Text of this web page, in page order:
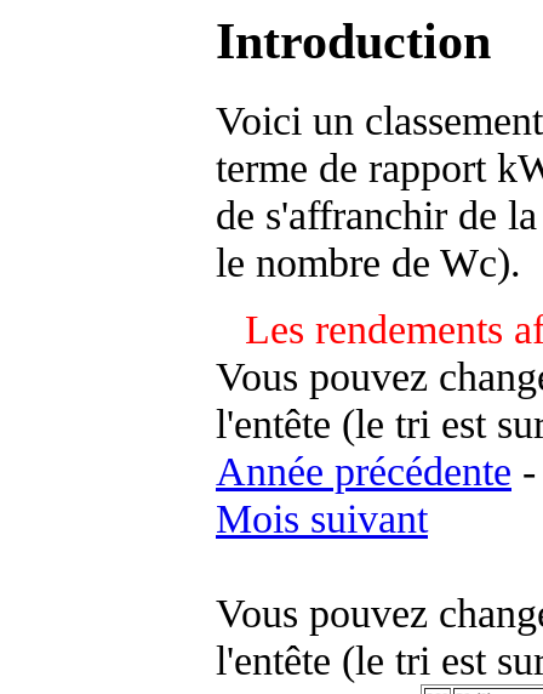
Introduction
Voici un
terme de rapport
de s'affranchir de
le nombre de Wc).
Les rendements
Vous pouvez
l'entête (le tri est
Année précédente -
Mois suivant
Vous pouvez
l'entête (le tri est